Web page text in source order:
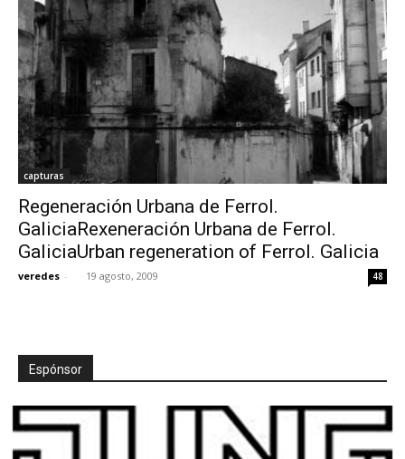
capturas
Regeneración Urbana de Ferrol.
GaliciaRexeneración Urbana de Ferrol.
GaliciaUrban regeneration of Ferrol. Galicia
veredes - 19 agosto, 2009 48
Espónsor